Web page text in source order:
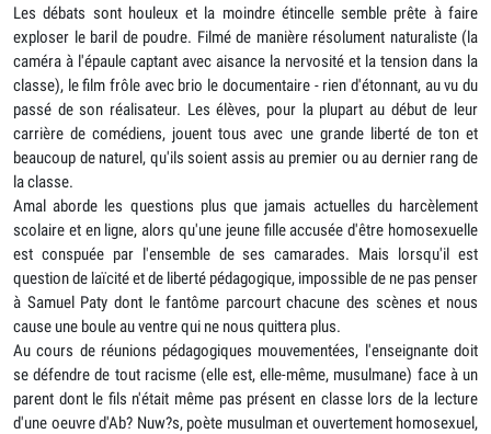
Les débats sont houleux et la moindre étincelle semble prête à faire
exploser le baril de poudre. Filmé de manière résolument naturaliste (la
caméra à l'épaule captant avec aisance la nervosité et la tension dans la
classe), le film frôle avec brio le documentaire - rien d'étonnant, au vu du
passé de son réalisateur. Les élèves, pour la plupart au début de leur
carrière de comédiens, jouent tous avec une grande liberté de ton et
beaucoup de naturel, qu'ils soient assis au premier ou au dernier rang de
la classe.
Amal aborde les questions plus que jamais actuelles du harcèlement
scolaire et en ligne, alors qu'une jeune fille accusée d'être homosexuelle
est conspuée par l'ensemble de ses camarades. Mais lorsqu'il est
question de laïcité et de liberté pédagogique, impossible de ne pas penser
à Samuel Paty dont le fantôme parcourt chacune des scènes et nous
cause une boule au ventre qui ne nous quittera plus.
Au cours de réunions pédagogiques mouvementées, l'enseignante doit
se défendre de tout racisme (elle est, elle-même, musulmane) face à un
parent dont le fils n'était même pas présent en classe lors de la lecture
d'une oeuvre d'Ab? Nuw?s, poète musulman et ouvertement homosexuel,